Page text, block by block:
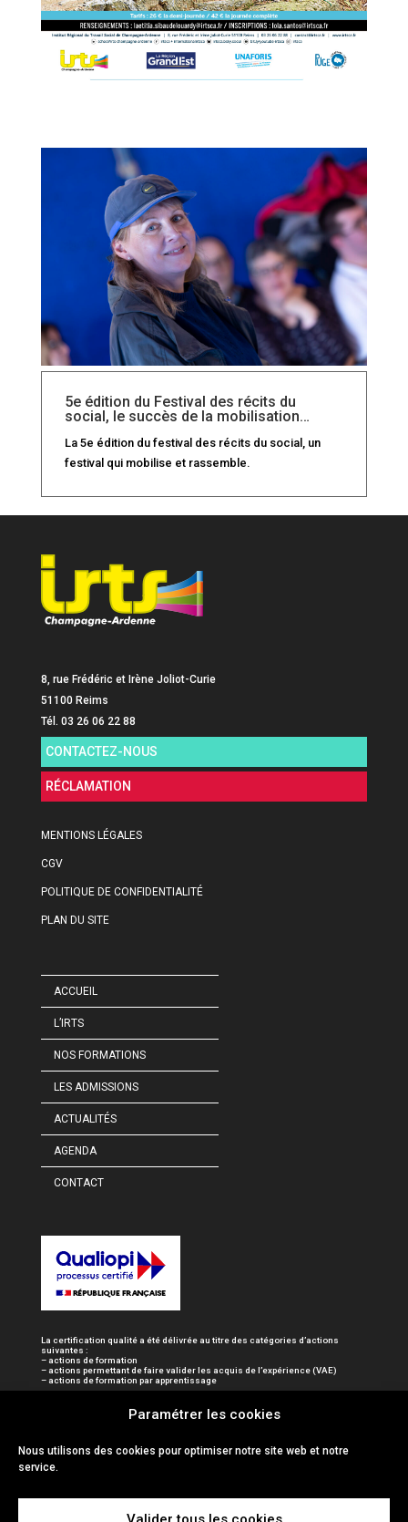
Paramétrer les cookies
Nous utilisons des cookies pour optimiser notre site web et notre
service.
5e édition du Festival des récits du
social, le succès de la mobilisation…
La 5e édition du festival des récits du social, un
festival qui mobilise et rassemble.
8, rue Frédéric et Irène Joliot-Curie
51100 Reims
Tél. 03 26 06 22 88
CONTACTEZ-NOUS
RÉCLAMATION
MENTIONS LÉGALES
CGV
POLITIQUE DE CONFIDENTIALITÉ
PLAN DU SITE
ACCUEIL
L’IRTS
NOS FORMATIONS
LES ADMISSIONS
ACTUALITÉS
AGENDA
CONTACT
La certification qualité a été délivrée au titre des catégories d’actions
suivantes :
– actions de formation
– actions permettant de faire valider les acquis de l’expérience (VAE)
– actions de formation par apprentissage